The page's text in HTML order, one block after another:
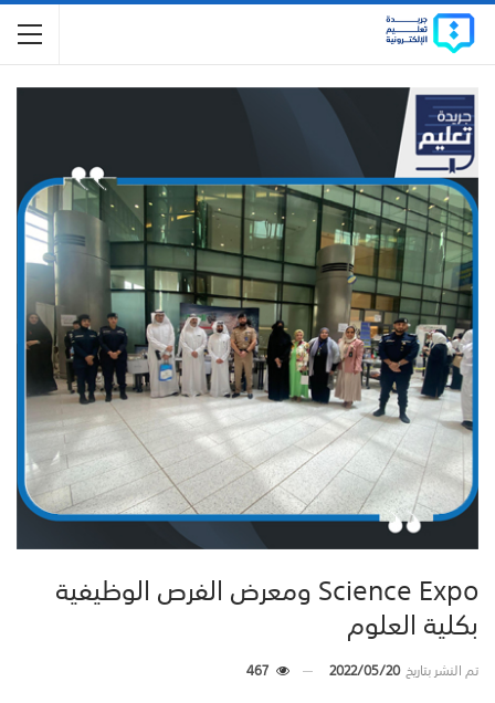
Science Expo ومعرض الفرص الوظيفية
بكلية العلوم
تم النشر بتاريخ2022/05/20
467